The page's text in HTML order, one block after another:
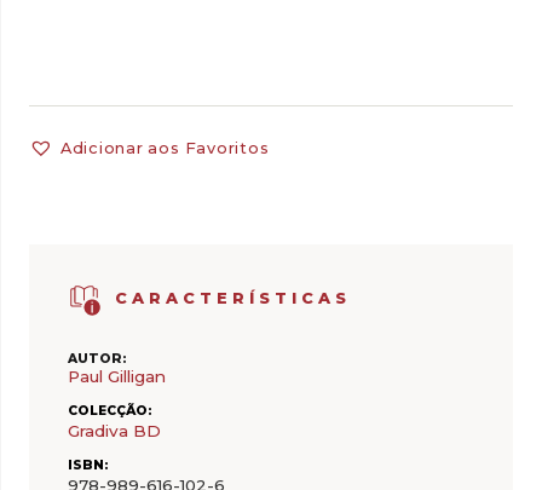
CARACTERÍSTICAS
AUTOR:
Paul Gilligan
COLECÇÃO:
Gradiva BD
ISBN:
978-989-616-102-6
Adicionar aos Favoritos